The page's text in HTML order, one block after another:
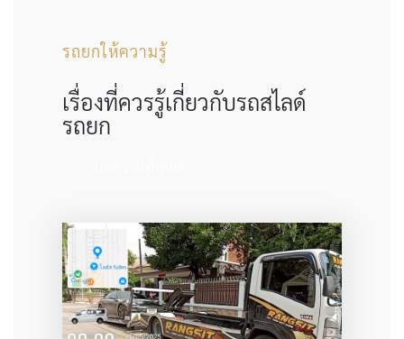
รถยกให้ความรู้
เรื่องที่ควรรู้เกี่ยวกับรถสไลด์
รถยก